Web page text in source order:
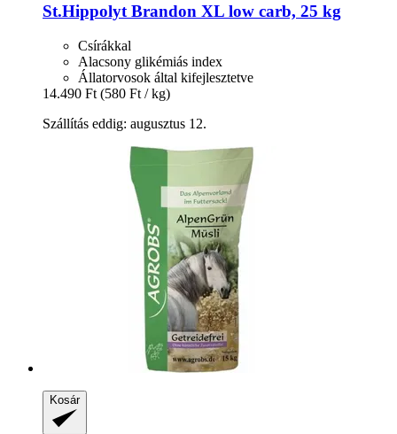
St.Hippolyt Brandon XL low carb, 25 kg
Csírákkal
Alacsony glikémiás index
Állatorvosok által kifejlesztetve
14.490 Ft (580 Ft / kg)
Szállítás eddig: augusztus 12.
Kosár